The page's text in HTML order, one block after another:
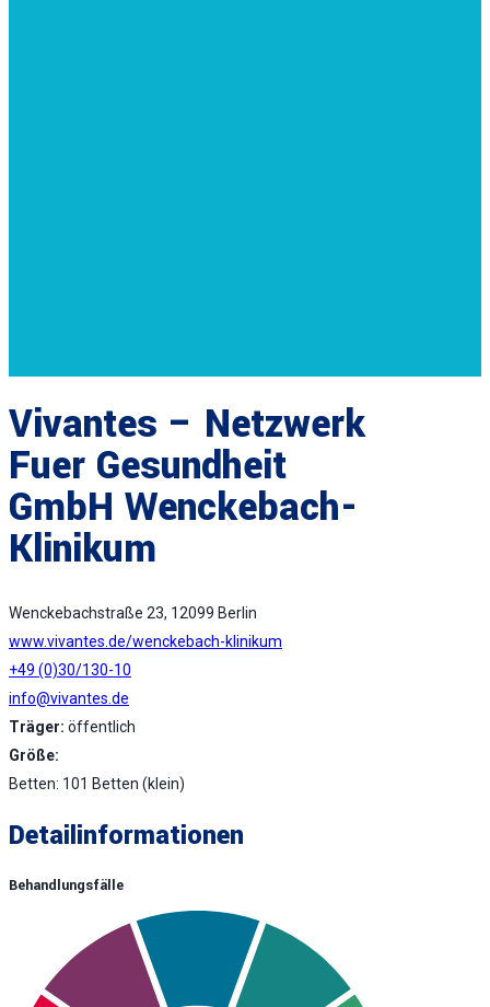
Vivantes – Netzwerk
Fuer Gesundheit
GmbH Wenckebach-
Klinikum
Wenckebachstraße 23, 12099 Berlin
www.vivantes.de/wenckebach-klinikum
+49 (0)30/130-10
info@vivantes.de
Träger: öffentlich
Größe:
Betten: 101 Betten (klein)
Detailinformationen
Behandlungsfälle